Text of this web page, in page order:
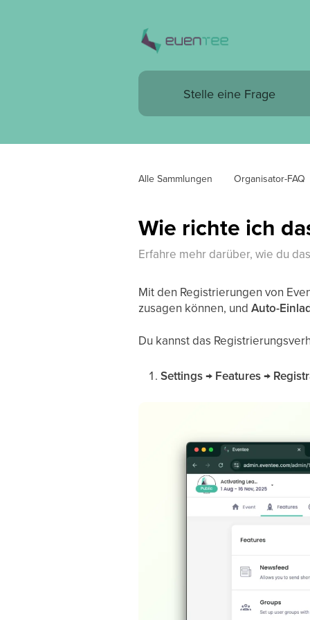
Alle Sammlungen Organisator-FAQ
Wie richte ich
Erfahre mehr darüber, wie du
Mit den Registrierungen von
zusagen können, und Auto-
Du kannst das
Settings → Features →